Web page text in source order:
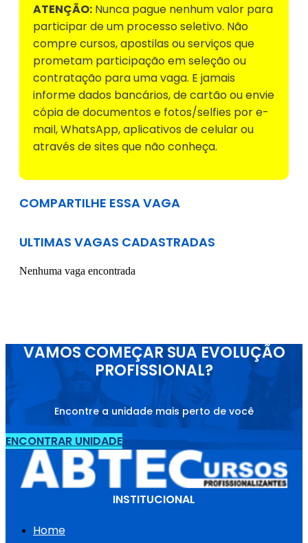
ATENÇÃO: Nunca pague nenhum valor para
participar de um processo seletivo. Não
compre cursos, apostilas ou serviços que
prometam participação em seleção ou
contratação para uma vaga. E jamais
informe dados bancários, de cartão ou envie
cópia de documentos e fotos/selfies por e-
mail, WhatsApp, aplicativos de celular ou
através de sites que não conheça.
COMPARTILHE ESSA VAGA
ULTIMAS VAGAS CADASTRADAS
Nenhuma vaga encontrada
VAMOS COMEÇAR SUA EVOLUÇÃO
PROFISSIONAL?
Encontre a unidade mais perto de você
ENCONTRAR UNIDADE
INSTITUCIONAL
Home